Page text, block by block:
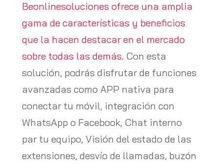
Beonlinesoluciones ofrece una amplia
gama de características y beneficios
que la hacen destacar en el mercado
sobre todas las demás. Con esta
solución, podrás disfrutar de funciones
avanzadas como APP nativa para
conectar tu móvil, integración con
WhatsApp o Facebook, Chat interno
par tu equipo, Visión del estado de las
extensiones, desvío de llamadas, buzón